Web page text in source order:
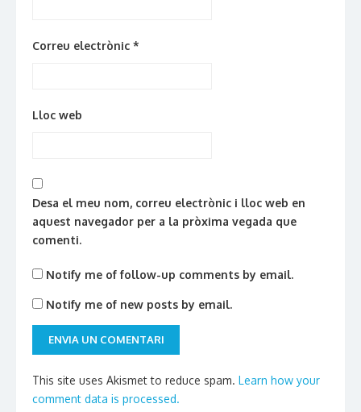
Correu electrònic *
Lloc web
Desa el meu nom, correu electrònic i lloc web en
aquest navegador per a la pròxima vegada que
comenti.
Notify me of follow-up comments by email.
Notify me of new posts by email.
This site uses Akismet to reduce spam. Learn how your
comment data is processed.